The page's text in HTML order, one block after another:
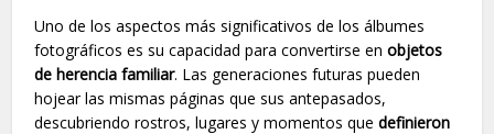
Uno de los aspectos más significativos de los álbumes
fotográficos es su capacidad para convertirse enobjetos
de herencia familiar. Las generaciones futuras pueden
hojear las mismas páginas que sus antepasados,
descubriendo rostros, lugares y momentos quedefinieron